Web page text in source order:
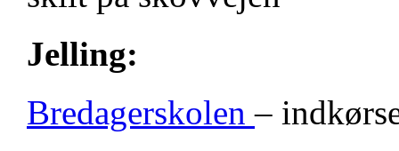
Jelling:
Bredagerskolen–